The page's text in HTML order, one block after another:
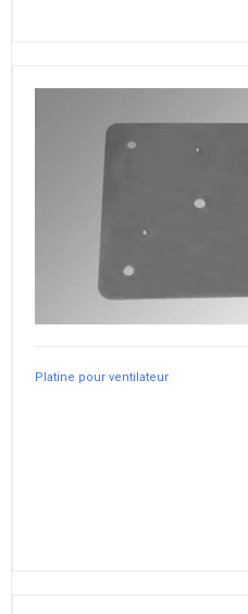
Platine pour ventilateur